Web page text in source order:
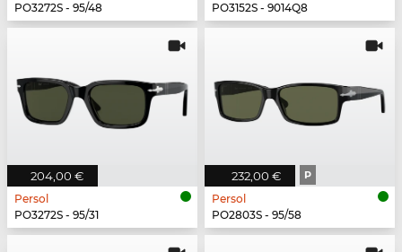
PO3272S - 95/48
PO3152S - 9014Q8
204,00 €
Persol
PO3272S - 95/31
232,00 € P
Persol
PO2803S - 95/58